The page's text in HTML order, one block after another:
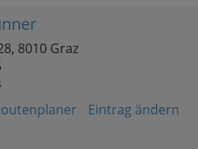
8010 Graz
Eintrag ändern